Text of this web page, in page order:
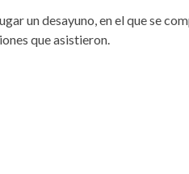
un desayuno, en el que se
que asistieron.